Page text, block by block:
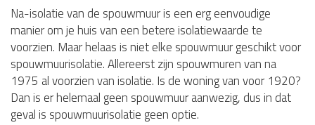
Na-isolatie van de spouwmuur is een erg eenvoudige
manier om je huis van een betere isolatiewaarde te
voorzien. Maar helaas is niet elke spouwmuur geschikt voor
spouwmuurisolatie. Allereerst zijn spouwmuren van na
1975 al voorzien van isolatie. Is de woning van voor 1920?
Dan is er helemaal geen spouwmuur aanwezig, dus in dat
geval is spouwmuurisolatie geen optie.